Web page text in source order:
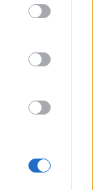
may click to
tags to
Google